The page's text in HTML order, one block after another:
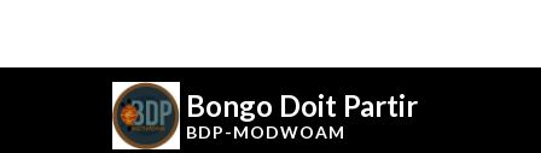
Bongo Doit Partir
BDP-MODWOAM